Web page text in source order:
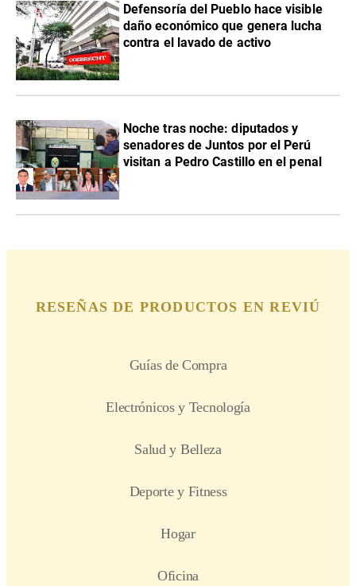
Defensoría del Pueblo hace visible
daño económico que genera lucha
contra el lavado de activo
Noche tras noche: diputados y
senadores de Juntos por el Perú
visitan a Pedro Castillo en el penal